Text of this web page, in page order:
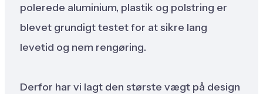
polerede aluminium, plastik og polstring er
blevet grundigt testet for at sikre lang
levetid og nem rengøring.
Derfor har vi lagt den største vægt på design